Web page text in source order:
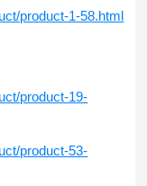
product-1-58.html
product-19-
product-53-